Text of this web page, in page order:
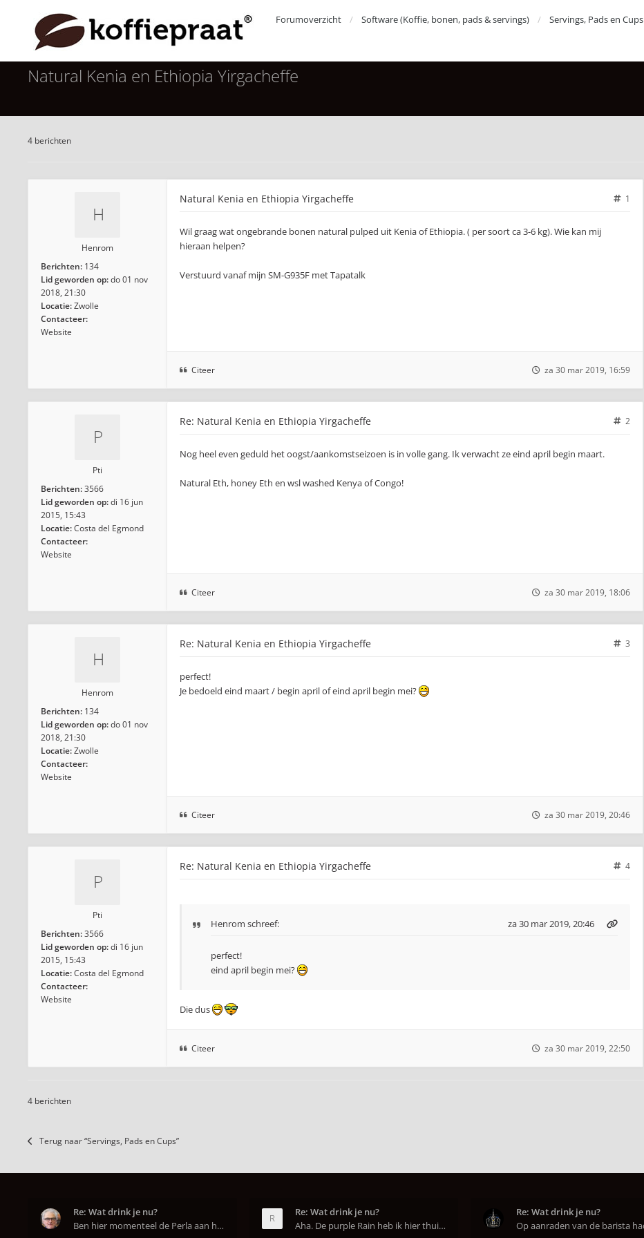
Forumoverzicht Software (Koffie, bonen, pads & servings) Servings, Pads en Cups
Natural Kenia en Ethiopia Yirgacheffe
4 berichten
Henrom
Berichten: 134
Lid geworden op:do 01 nov
2018, 21:30
Locatie:Zwolle
Contacteer:
Website
Natural Kenia en Ethiopia Yirgacheffe 1
Wil graag wat ongebrande bonen natural pulped uit Kenia of Ethiopia. ( per soort ca 3-6 kg). Wie kan mij
hieraan helpen?
Verstuurd vanaf mijn SM-G935F met Tapatalk
Citeer za 30 mar 2019, 16:59
Pti
Berichten:3566
Lid geworden op:di 16 jun
2015, 15:43
Locatie:Costa del Egmond
Contacteer:
Website
Re: Natural Kenia en Ethiopia Yirgacheffe 2
Nog heel even geduld het oogst/aankomstseizoen is in volle gang. Ik verwacht ze eind april begin maart.
Natural Eth, honey Eth en wsl washed Kenya of Congo!
Citeer za 30 mar 2019, 18:06
Henrom
Berichten: 134
Lid geworden op:do 01 nov
2018, 21:30
Locatie:Zwolle
Contacteer:
Website
Re: Natural Kenia en Ethiopia Yirgacheffe 3
perfect!
Je bedoeld eind maart / begin april of eind april begin mei?
Citeer za 30 mar 2019, 20:46
Pti
Berichten:3566
Lid geworden op:di 16 jun
2015, 15:43
Locatie:Costa del Egmond
Contacteer:
Website
Re: Natural Kenia en Ethiopia Yirgacheffe 4
Henrom schreef: za 30 mar 2019, 20:46
perfect!
eind april begin mei?
Die dus
Citeer za 30 mar 2019, 22:50
4 berichten
Terug naar “Servings, Pads en Cups”
Re: Wat drink je nu?
Ben hier momenteel de Perla aan het uitproberen. D
Re: Wat drink je nu?
Aha. De purple Rain heb ik hier thuis ook op de mo
Re: Wat drink je nu?